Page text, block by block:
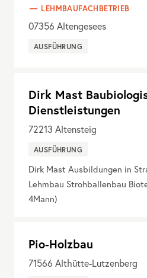
LEHMBAUFACHBETRIEB
07356 Altengesees
AUSFÜHRUNG
Dirk Mast
Dienstleistungen
72213 Altensteig
AUSFÜHRUNG
Dirk Mast Ausbildungen in
Lehmbau Strohballenbau
4Mann)
Pio-Holzbau
71566 Althütte-Lutzenberg